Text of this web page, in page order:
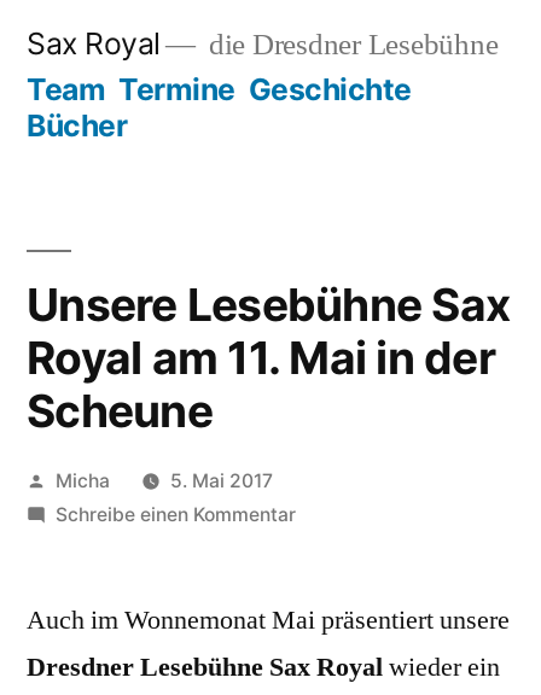
springen
Sax Royal die Dresdner Lesebühne
Team Termine Geschichte
Bücher
Unsere Lesebühne Sax
Royal am 11. Mai in der
Scheune
Veröffentlicht
von
Micha
5. Mai 2017
Schreibe einen Kommentarzu
Sax
am
Auch im Wonnemonat Mai präsentiert unsere
Dresdner Lesebühne Sax Royalwieder ein